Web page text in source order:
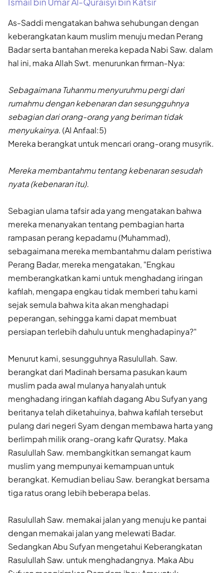
As-Saddi mengatakan bahwa sehubungan dengan
keberangkatan kaum muslim menuju medan Perang
Badar serta bantahan mereka kepada Nabi Saw. dalam
hal ini, maka Allah Swt. menurunkan firman-Nya:
Sebagaimana Tuhanmu menyuruhmu pergi dari
rumahmu dengan kebenaran dan sesungguhnya
sebagian dari orang-orang yang beriman tidak
menyukainya.(Al Anfaal:5)
Mereka berangkat untuk mencari orang-orang musyrik.
Mereka membantahmu tentang kebenaran sesudah
nyata (kebenaran itu).
Sebagian ulama tafsir ada yang mengatakan bahwa
mereka menanyakan tentang pembagian harta
rampasan perang kepadamu (Muhammad),
sebagaimana mereka membantahmu dalam peristiwa
Perang Badar, mereka mengatakan, "Engkau
memberangkatkan kami untuk menghadang iringan
kafilah, mengapa engkau tidak memberi tahu kami
sejak semula bahwa kita akan menghadapi
peperangan, sehingga kami dapat membuat
persiapan terlebih dahulu untuk menghadapinya?"
Menurut kami, sesungguhnya Rasulullah. Saw.
berangkat dari Madinah bersama pasukan kaum
muslim pada awal mulanya hanyalah untuk
menghadang iringan kafilah dagang Abu Sufyan yang
beritanya telah diketahuinya, bahwa kafilah tersebut
pulang dari negeri Syam dengan membawa harta yang
berlimpah milik orang-orang kafir Quratsy. Maka
Rasulullah Saw. membangkitkan semangat kaum
muslim yang mempunyai kemampuan untuk
berangkat. Kemudian beliau Saw. berangkat bersama
tiga ratus orang lebih beberapa belas.
Rasulullah Saw. memakai jalan yang menuju ke pantai
dengan memakai jalan yang melewati Badar.
Sedangkan Abu Sufyan menge­tahui Keberangkatan
Rasulullah Saw. untuk menghadangnya. Maka Abu